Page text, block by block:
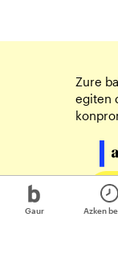
Gaur Azken
Zure
egiten